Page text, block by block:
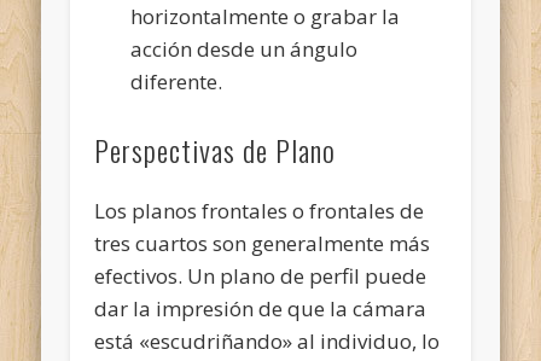
horizontalmente o grabar la
acción desde un ángulo
diferente.
Perspectivas de Plano
Los planos frontales o frontales de
tres cuartos son generalmente más
efectivos. Un plano de perfil puede
dar la impresión de que la cámara
está «escudriñando» al individuo, lo